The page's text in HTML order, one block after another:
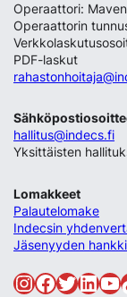
Operaattori:
Operaattorin
PDF-laskut
hallitus@indecs.fi
Yksittäisten
Lomakkeet
Palautelomake
Indecsin
Jäsenyyden
InstagramFacebook Twitter LinkedIn YouTube